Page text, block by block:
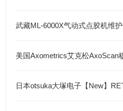
美国Axometrics艾克松AxoScan
日本otsuka大塚电子【New】